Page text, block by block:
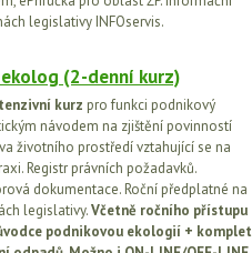
legislativy INFOservis.
(2-denní kurz)
kurz pro funkci podnikový
návodem na zjištění povinností
životního prostředí vztahující se na
Registr právních požadavků.
dokumentace. Roční předplatné na
legislativy.Včetně ročního přístupu
podnikovou ekologií + komplet